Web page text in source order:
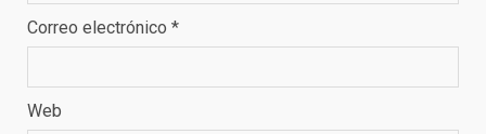
Correo electrónico *
Web